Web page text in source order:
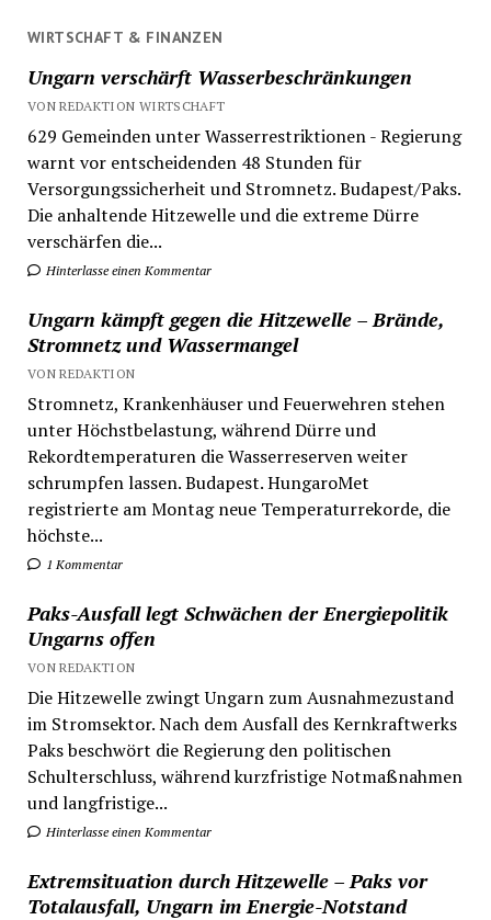
WIRTSCHAFT & FINANZEN
Ungarn verschärft Wasserbeschränkungen
VON REDAKTION WIRTSCHAFT
629 Gemeinden unter Wasserrestriktionen - Regierung
warnt vor entscheidenden 48 Stunden für
Versorgungssicherheit und Stromnetz. Budapest/Paks.
Die anhaltende Hitzewelle und die extreme Dürre
verschärfen die...
Hinterlasse einen Kommentar
Ungarn kämpft gegen die Hitzewelle – Brände,
Stromnetz und Wassermangel
VON REDAKTION
Stromnetz, Krankenhäuser und Feuerwehren stehen
unter Höchstbelastung, während Dürre und
Rekordtemperaturen die Wasserreserven weiter
schrumpfen lassen. Budapest. HungaroMet
registrierte am Montag neue Temperaturrekorde, die
höchste...
1 Kommentar
Paks-Ausfall legt Schwächen der Energiepolitik
Ungarns offen
VON REDAKTION
Die Hitzewelle zwingt Ungarn zum Ausnahmezustand
im Stromsektor. Nach dem Ausfall des Kernkraftwerks
Paks beschwört die Regierung den politischen
Schulterschluss, während kurzfristige Notmaßnahmen
und langfristige...
Hinterlasse einen Kommentar
Extremsituation durch Hitzewelle – Paks vor
Totalausfall, Ungarn im Energie-Notstand